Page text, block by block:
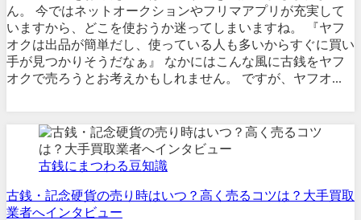
ん。 今ではネットオークションやフリマアプリが充実して
いますから、どこを使おうか迷ってしまいますね。 『ヤフ
オクは出品が簡単だし、使っている人も多いからすぐに買い
手が見つかりそうだなぁ』 なかにはこんな風に古銭をヤフ
オクで売ろうとお考えかもしれません。 ですが、ヤフオ...
古銭にまつわる豆知識
古銭・記念硬貨の売り時はいつ？高く売るコツは？大手買取
業者へインタビュー